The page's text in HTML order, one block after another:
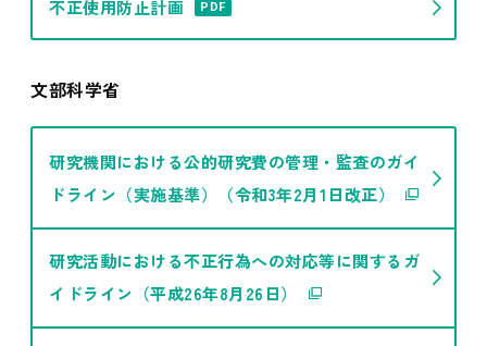
不正使用防止計画 PDF
文部科学省
研究機関における公的研究費の管理・監査のガイ
ドライン（実施基準）（令和3年2月1日改正）
研究活動における不正行為への対応等に関するガ
イドライン（平成26年8月26日）